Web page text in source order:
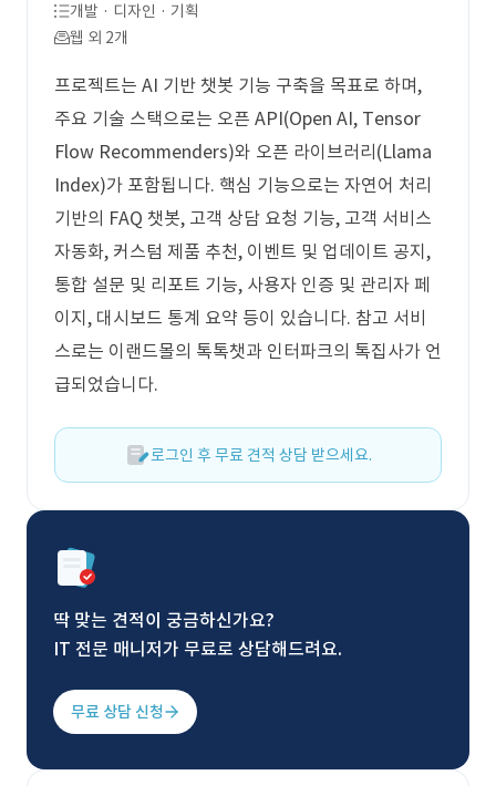
개발 · 디자인 · 기획
웹 외 2개
프로젝트는 AI 기반 챗봇 기능 구축을 목표로 하며,
주요 기술 스택으로는 오픈 API(Open AI, Tensor
Flow Recommenders)와 오픈 라이브러리(Llama
Index)가 포함됩니다. 핵심 기능으로는 자연어 처리
기반의 FAQ 챗봇, 고객 상담 요청 기능, 고객 서비스
자동화, 커스텀 제품 추천, 이벤트 및 업데이트 공지,
통합 설문 및 리포트 기능, 사용자 인증 및 관리자 페
이지, 대시보드 통계 요약 등이 있습니다. 참고 서비
스로는 이랜드몰의 톡톡챗과 인터파크의 톡집사가 언
급되었습니다.
로그인 후 무료 견적 상담 받으세요.
딱 맞는 견적이 궁금하신가요?
IT 전문 매니저가 무료로 상담해드려요.
무료 상담 신청